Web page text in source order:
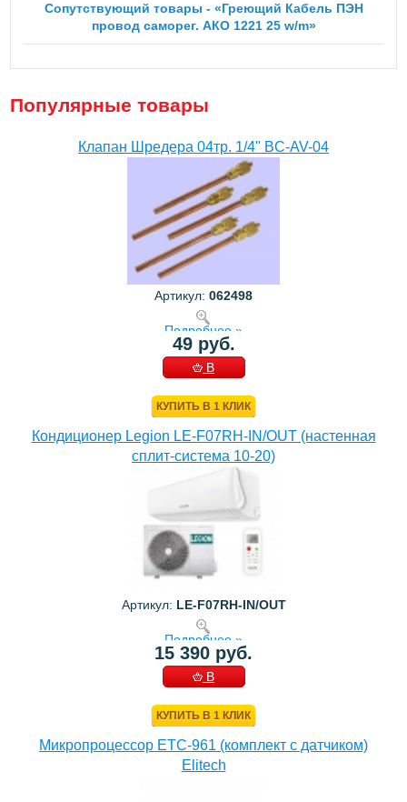
Сопутствующий товары - «Греющий Кабель ПЭН
провод саморег. АКО 1221 25 w/m»
Популярные товары
Клапан Шредера 04тр. 1/4" BC-AV-04
Артикул: 062498
Подробнее »
49 руб.
В
КУПИТЬ В 1 КЛИК
Кондиционер Legion LE-F07RH-IN/OUT (настенная
сплит-система 10-20)
Артикул: LE-F07RH-IN/OUT
Подробнее »
15 390 руб.
В
КУПИТЬ В 1 КЛИК
Микропроцессор ETC-961 (комплект c датчиком)
Elitech